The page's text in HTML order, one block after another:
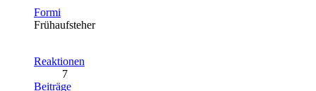
Formi
Frühaufsteher
Reaktionen
7
Beiträge